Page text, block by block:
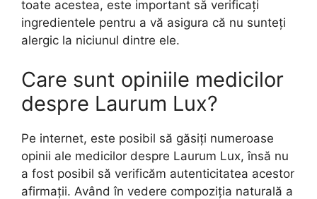
toate acestea, este important să verificați
ingredientele pentru a vă asigura că nu sunteți
alergic la niciunul dintre ele.
Care sunt opiniile medicilor
despre Laurum Lux?
Pe internet, este posibil să găsiți numeroase
opinii ale medicilor despre Laurum Lux, însă nu
a fost posibil să verificăm autenticitatea acestor
afirmații. Având în vedere compoziția naturală a